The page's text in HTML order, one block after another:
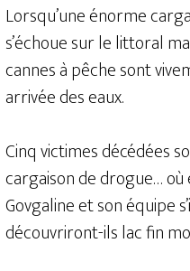
Lorsqu’une énorme
s’échoue sur le littoral
cannes à pêche sont
arrivée des eaux.
Cinq victimes décédées
cargaison de drogue…
Govgaline et son équipe
découvriront-ils lac fin